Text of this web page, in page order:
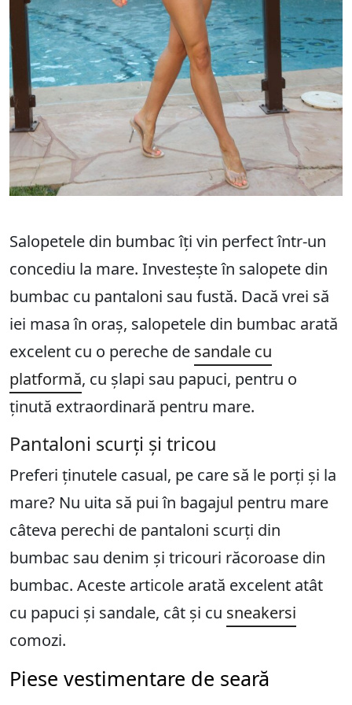
Salopetele din bumbac îți vin perfect într-un
concediu la mare. Investește în salopete din
bumbac cu pantaloni sau fustă. Dacă vrei să
iei masa în oraș, salopetele din bumbac arată
excelent cu o pereche de sandale cu
platformă, cu șlapi sau papuci, pentru o
ținută extraordinară pentru mare.
Pantaloni scurți și tricou
Preferi ținutele casual, pe care să le porți și la
mare? Nu uita să pui în bagajul pentru mare
câteva perechi de pantaloni scurți din
bumbac sau denim și tricouri răcoroase din
bumbac. Aceste articole arată excelent atât
cu papuci și sandale, cât și cu sneakersi
comozi.
Piese vestimentare de seară